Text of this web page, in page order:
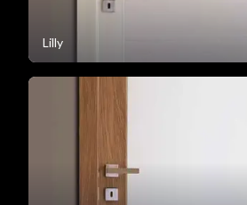
Lilly